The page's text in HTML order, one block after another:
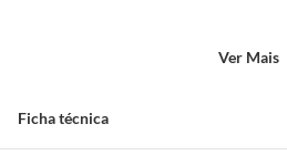
Ver Mais
Ficha técnica